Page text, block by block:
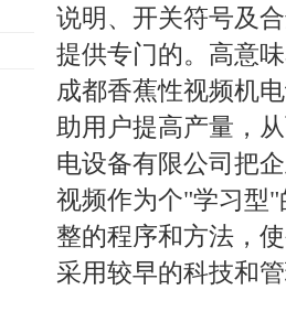
说明、开关符号及
提供专门的。高意味
成都香蕉性视频机电
助用户提高产量
电设备有限公司把企
视频作为个"学习型"
整的程序和方法
采用较早的科技和管